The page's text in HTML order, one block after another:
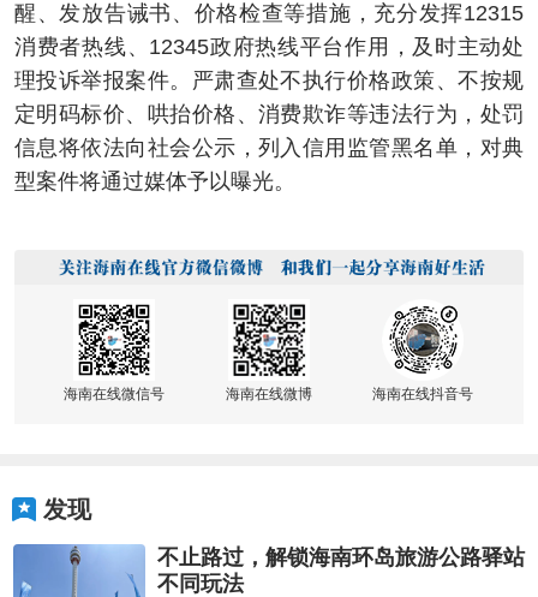
醒、发放告诫书、价格检查等措施，充分发挥12315
消费者热线、12345政府热线平台作用，及时主动处
理投诉举报案件。严肃查处不执行价格政策、不按规
定明码标价、哄抬价格、消费欺诈等违法行为，处罚
信息将依法向社会公示，列入信用监管黑名单，对典
型案件将通过媒体予以曝光。
海南在线微信号 海南在线微博 海南在线抖音号
发现
不止路过，解锁海南环岛旅游公路驿站
不同玩法